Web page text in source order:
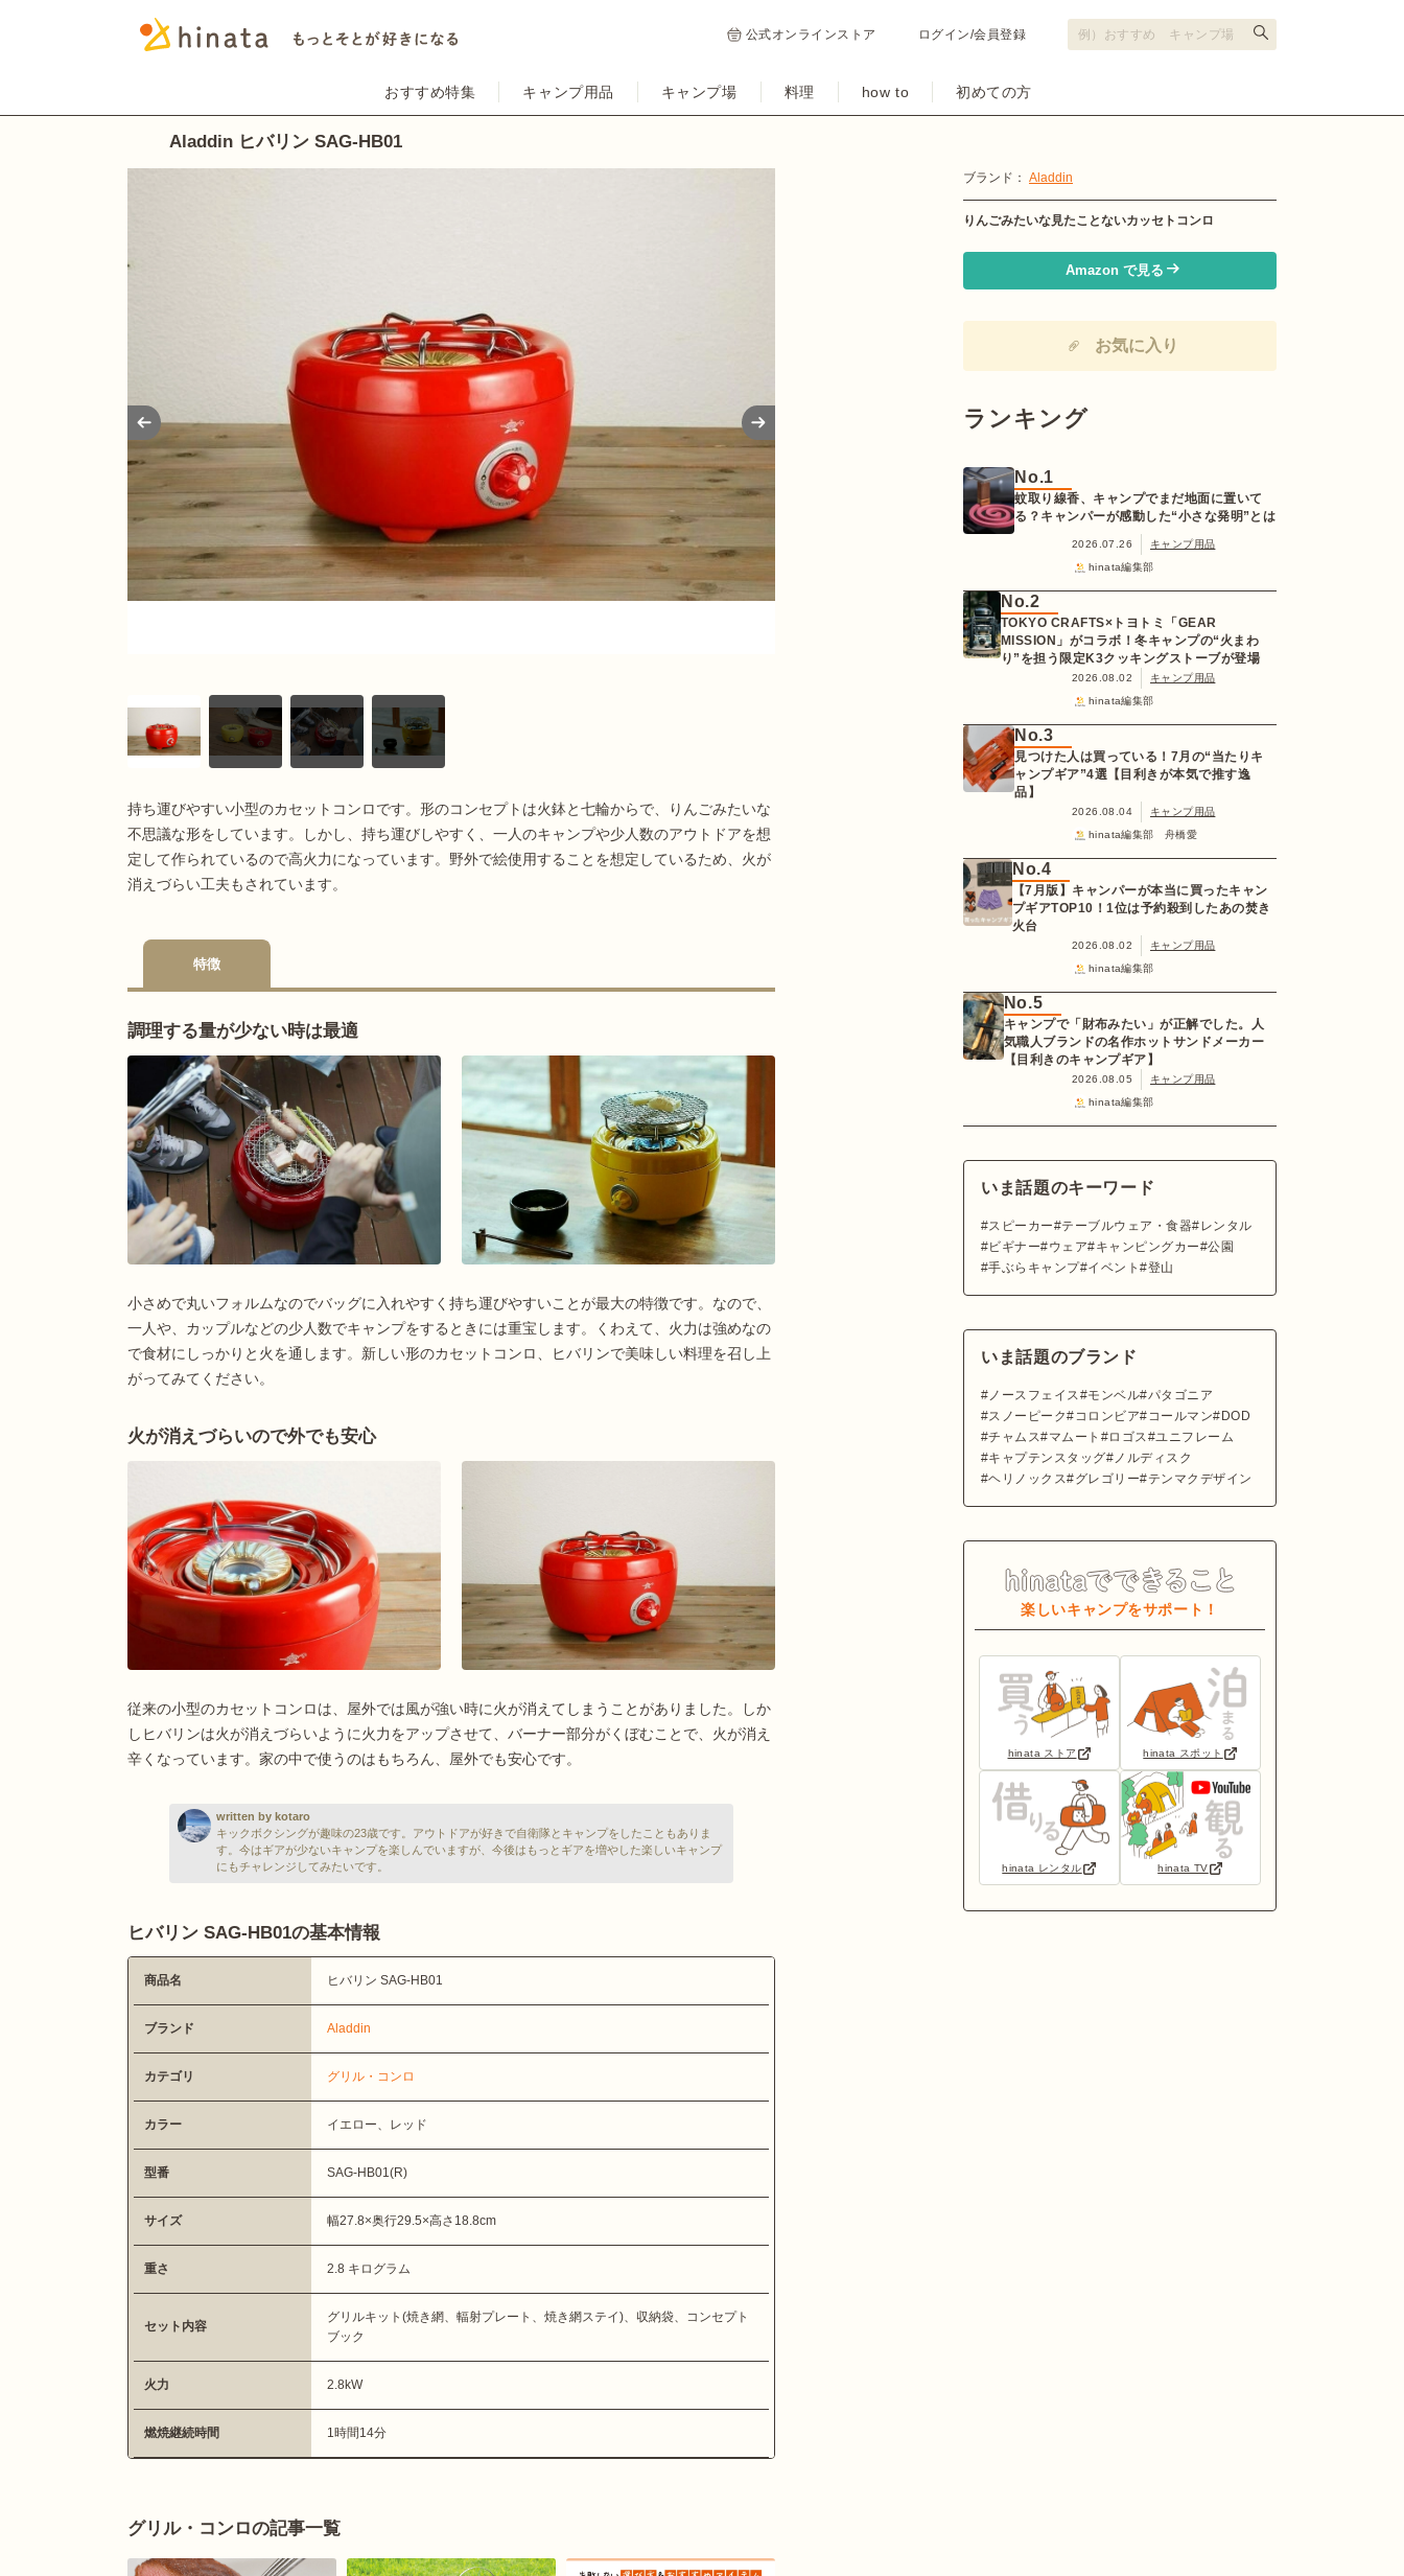
公式オンラインストア ログイン/会員登録
おすすめ特集 キャンプ用品 キャンプ場 料理 how to 初めての方
Aladdin ヒバリン SAG-HB01
Prev Next
持ち運びやすい小型のカセットコンロです。形のコンセプトは火鉢と七輪からで、りんごみたいな
不思議な形をしています。しかし、持ち運びしやすく、一人のキャンプや少人数のアウトドアを想
定して作られているので高火力になっています。野外で絵使用することを想定しているため、火が
消えづらい工夫もされています。
特徴
調理する量が少ない時は最適
小さめで丸いフォルムなのでバッグに入れやすく持ち運びやすいことが最大の特徴です。なので、
一人や、カップルなどの少人数でキャンプをするときには重宝します。くわえて、火力は強めなの
で食材にしっかりと火を通します。新しい形のカセットコンロ、ヒバリンで美味しい料理を召し上
がってみてください。
火が消えづらいので外でも安心
従来の小型のカセットコンロは、屋外では風が強い時に火が消えてしまうことがありました。しか
しヒバリンは火が消えづらいように火力をアップさせて、バーナー部分がくぼむことで、火が消え
辛くなっています。家の中で使うのはもちろん、屋外でも安心です。
written by kotaro
キックボクシングが趣味の23歳です。アウトドアが好きで自衛隊とキャンプをしたこともありま
す。今はギアが少ないキャンプを楽しんでいますが、今後はもっとギアを増やした楽しいキャンプ
にもチャレンジしてみたいです。
ヒバリン SAG-HB01の基本情報
商品名 ヒバリン SAG-HB01
ブランド Aladdin
カテゴリ グリル・コンロ
カラー イエロー、レッド
型番 SAG-HB01(R)
サイズ 幅27.8×奥行29.5×高さ18.8cm
重さ 2.8 キログラム
セット内容
グリルキット(焼き網、輻射プレート、焼き網ステイ)、収納袋、コンセプト
ブック
火力 2.8kW
燃焼継続時間 1時間14分
グリル・コンロの記事一覧
ブランド： Aladdin
りんごみたいな見たことないカッセトコンロ
Amazon で見る
お気に入り
ランキング
No.1
蚊取り線香、キャンプでまだ地面に置いて
る？キャンパーが感動した“小さな発明”とは
2026.07.26
キャンプ用品
hinata編集部
No.2
TOKYO CRAFTS×トヨトミ「GEAR
MISSION」がコラボ！冬キャンプの“火まわ
り”を担う限定K3クッキングストーブが登場
2026.08.02
キャンプ用品
hinata編集部
No.3
見つけた人は買っている！7月の“当たりキ
ャンプギア”4選【目利きが本気で推す逸
品】
2026.08.04
キャンプ用品
hinata編集部 舟橋愛
No.4
【7月版】キャンパーが本当に買ったキャン
プギアTOP10！1位は予約殺到したあの焚き
火台
2026.08.02
キャンプ用品
hinata編集部
No.5
キャンプで「財布みたい」が正解でした。人
気職人ブランドの名作ホットサンドメーカー
【目利きのキャンプギア】
2026.08.05
キャンプ用品
hinata編集部
いま話題のキーワード
スピーカー テーブルウェア・食器
レンタル
ビギナー
ウェア キャンピングカー
公園
手ぶらキャンプ イベント 登山
いま話題のブランド
ノースフェイス モンベル パタゴニア
スノーピーク
コロンビア コールマン
DOD
チャムス
マムート ロゴス
ユニフレーム
キャプテンスタッグ
ノルディスク
ヘリノックス
グレゴリー テンマクデザイン
楽しいキャンプをサポート！
hinata ストア hinata スポット
hinata レンタル hinata TV